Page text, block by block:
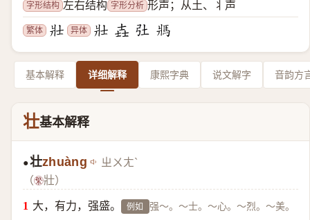
字形结构 左右结构 字形分析 形声；从土、丬声
繁体 异体
基本解释 详细解释 康熙字典 说文解字 音韵方
壮基本解释
●壮zhuàng ㄓㄨㄤˋ
（
壯）
大，有力，强盛。
例如 强～。～士。～心。～烈。～美。